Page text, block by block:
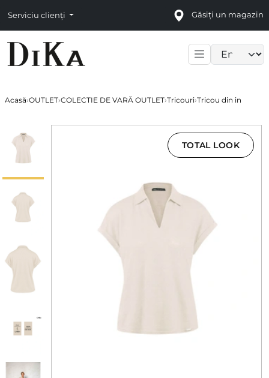
Serviciu clienți Găsiți un magazin
Acasă›OUTLET›COLECTIE DE VARĂ OUTLET›Tricouri›Tricou din in
TOTAL LOOK